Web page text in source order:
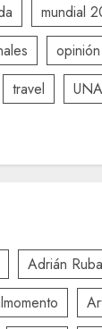
mundial
opinión
travel
Adrián